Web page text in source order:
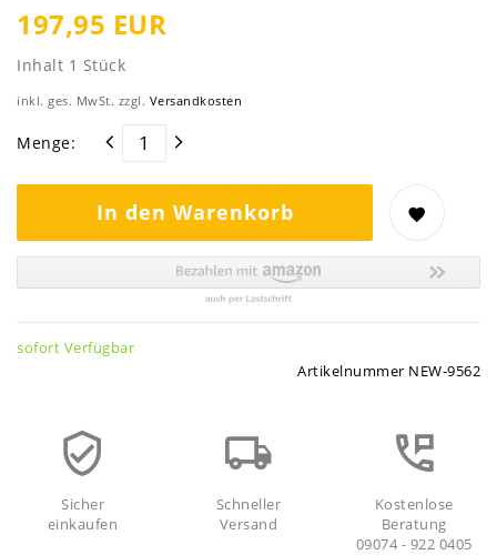
197,95 EUR
Inhalt 1 Stück
inkl. ges. MwSt. zzgl. Versandkosten
Menge:
In den Warenkorb
sofort Verfügbar
Artikelnummer NEW-9562
Sicher
einkaufen
Schneller
Versand
Kostenlose
Beratung
09074 - 922 0405